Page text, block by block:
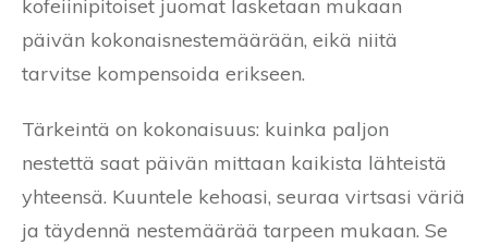
kofeiinipitoiset juomat lasketaan mukaan
päivän kokonaisnestemäärään, eikä niitä
tarvitse kompensoida erikseen.
Tärkeintä on kokonaisuus: kuinka paljon
nestettä saat päivän mittaan kaikista lähteistä
yhteensä. Kuuntele kehoasi, seuraa virtsasi väriä
ja täydennä nestemäärää tarpeen mukaan. Se